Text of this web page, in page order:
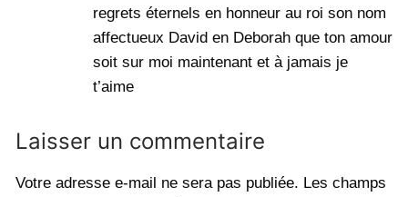
regrets éternels en honneur au roi son nom
affectueux David en Deborah que ton amour
soit sur moi maintenant et à jamais je
t’aime
Laisser un commentaire
Votre adresse e-mail ne sera pas publiée. Les champs